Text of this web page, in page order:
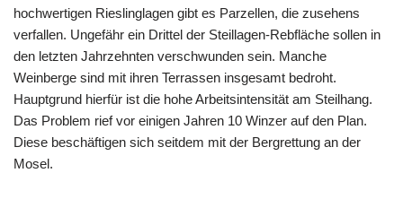
hochwertigen Rieslinglagen gibt es Parzellen, die zusehens
verfallen. Ungefähr ein Drittel der Steillagen-Rebfläche sollen in
den letzten Jahrzehnten verschwunden sein. Manche
Weinberge sind mit ihren Terrassen insgesamt bedroht.
Hauptgrund hierfür ist die hohe Arbeitsintensität am Steilhang.
Das Problem rief vor einigen Jahren 10 Winzer auf den Plan.
Diese beschäftigen sich seitdem mit der Bergrettung an der
Mosel.